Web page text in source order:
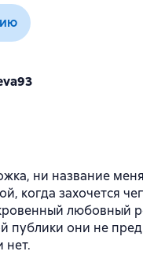
ни название
когда захочется
любовный
публики они не
нет.